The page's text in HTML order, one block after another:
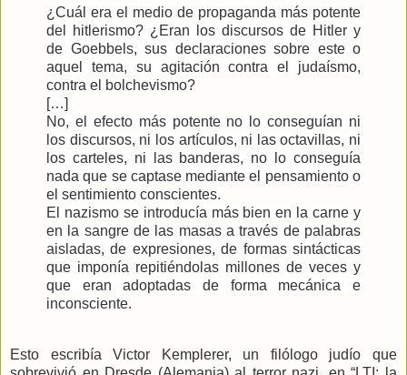
¿Cuál era el medio de propaganda más potente
del hitlerismo? ¿Eran los discursos de Hitler y
de Goebbels, sus declaraciones sobre este o
aquel tema, su agitación contra el judaísmo,
contra el bolchevismo?
[…]
No, el efecto más potente no lo conseguían ni
los discursos, ni los artículos, ni las octavillas, ni
los carteles, ni las banderas, no lo conseguía
nada que se captase mediante el pensamiento o
el sentimiento conscientes.
El nazismo se introducía más bien en la carne y
en la sangre de las masas a través de palabras
aisladas, de expresiones, de formas sintácticas
que imponía repitiéndolas millones de veces y
que eran adoptadas de forma mecánica e
inconsciente.
Esto escribía Victor Kemplerer, un filólogo judío que